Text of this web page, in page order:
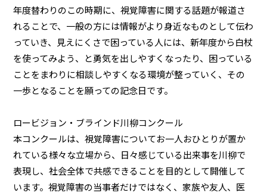
年度替わりのこの時期に、視覚障害に関する話題が報道さ
れることで、一般の方には情報がより身近なものとして伝わ
っていき、見えにくさで困っている人には、新年度から白杖
を使ってみよう、と勇気を出しやすくなったり、困っている
ことをまわりに相談しやすくなる環境が整っていく、その
一歩となることを願っての記念日です。
ロービジョン・ブラインド川柳コンクール
本コンクールは、視覚障害についてお一人おひとりが置か
れている様々な立場から、日々感じている出来事を川柳で
表現し、社会全体で共感できることを目的として開催して
います。視覚障害の当事者だけではなく、家族や友人、医